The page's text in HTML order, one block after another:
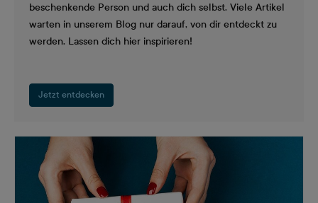
beschenkende Person und auch dich selbst. Viele Artikel
warten in unserem Blog nur darauf, von dir entdeckt zu
werden. Lassen dich hier inspirieren!
Jetzt entdecken